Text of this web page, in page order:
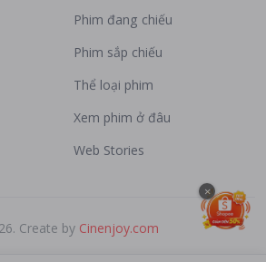
Phim đang chiếu
Phim sắp chiếu
Thể loại phim
Xem phim ở đâu
Web Stories
Create by Cinenjoy.com
×